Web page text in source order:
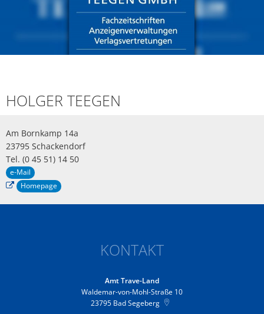
HOLGER TEEGEN
Am Bornkamp 14a
23795 Schackendorf
Tel. (0 45 51) 14 50
e-Mail
Homepage
KONTAKT
Amt Trave-Land
Waldemar-von-Mohl-Straße 10
23795 Bad Segeberg